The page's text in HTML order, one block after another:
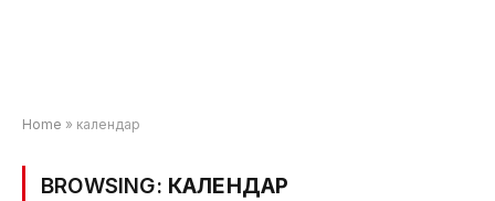
Home » календар
BROWSING: КАЛЕНДАР